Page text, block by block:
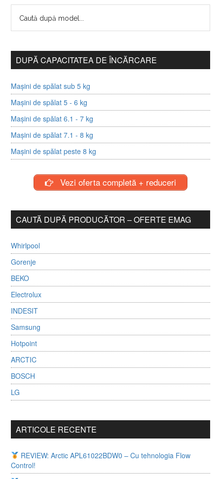
DUPĂ CAPACITATEA DE ÎNCĂRCARE
Mașini de spălat sub 5 kg
Mașini de spălat 5 - 6 kg
Mașini de spălat 6.1 - 7 kg
Mașini de spălat 7.1 - 8 kg
Mașini de spălat peste 8 kg
Vezi oferta completă + reduceri
CAUTĂ DUPĂ PRODUCĂTOR – OFERTE EMAG
Whirlpool
Gorenje
BEKO
Electrolux
INDESIT
Samsung
Hotpoint
ARCTIC
BOSCH
LG
ARTICOLE RECENTE
REVIEW: Arctic APL61022BDW0 – Cu tehnologia Flow
Control!